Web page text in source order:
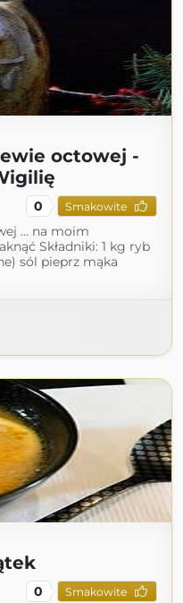
octowej -
0 Smakowite
… na moim
Składniki: 1 kg ryb
sól pieprz mąka
0 Smakowite